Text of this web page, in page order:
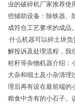
业的破碎机厂家推荐使
些辅助设备：除铁器、
成符合工艺要求的成品
什么机器可以碎土块负
解投诉及处理流程，我
秸秆等杂物机器介绍：
大杂和细土及小杂清理
理后再有设在最前端的
粮食中含有的小石子。